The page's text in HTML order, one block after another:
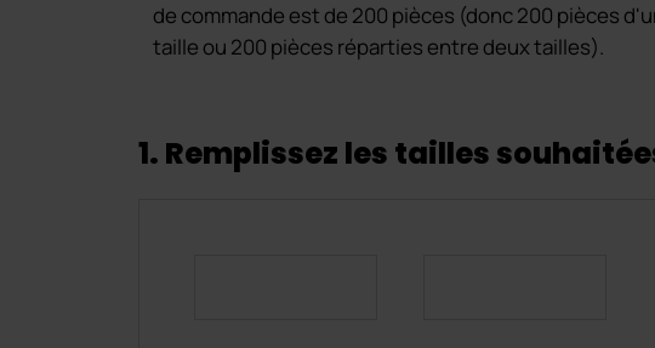
de commande est de 200 pièces (donc 200 pièces
taille ou 200 pièces réparties entre deux tailles).
1. Remplissez les tailles